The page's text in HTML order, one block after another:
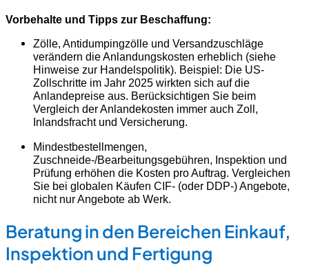
Vorbehalte und Tipps zur Beschaffung:
Zölle, Antidumpingzölle und Versandzuschläge
verändern die Anlandungskosten erheblich (siehe
Hinweise zur Handelspolitik). Beispiel: Die US-
Zollschritte im Jahr 2025 wirkten sich auf die
Anlandepreise aus. Berücksichtigen Sie beim
Vergleich der Anlandekosten immer auch Zoll,
Inlandsfracht und Versicherung.
Mindestbestellmengen,
Zuschneide-/Bearbeitungsgebühren, Inspektion und
Prüfung erhöhen die Kosten pro Auftrag. Vergleichen
Sie bei globalen Käufen CIF- (oder DDP-) Angebote,
nicht nur Angebote ab Werk.
Beratung in den Bereichen Einkauf,
Inspektion und Fertigung